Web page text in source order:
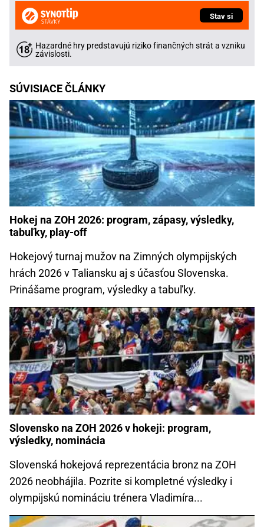
Stav si
Hazardné hry predstavujú riziko finančných strát a vzniku
závislosti.
SÚVISIACE ČLÁNKY
Hokej na ZOH 2026: program, zápasy, výsledky,
tabuľky, play-off
Hokejový turnaj mužov na Zimných olympijských
hrách 2026 v Taliansku aj s účasťou Slovenska.
Prinášame program, výsledky a tabuľky.
Slovensko na ZOH 2026 v hokeji: program,
výsledky, nominácia
Slovenská hokejová reprezentácia bronz na ZOH
2026 neobhájila. Pozrite si kompletné výsledky i
olympijskú nomináciu trénera Vladimíra...